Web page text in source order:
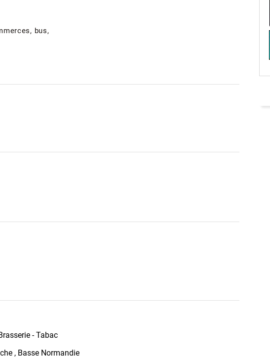
bus,
- Tabac
, Basse Normandie